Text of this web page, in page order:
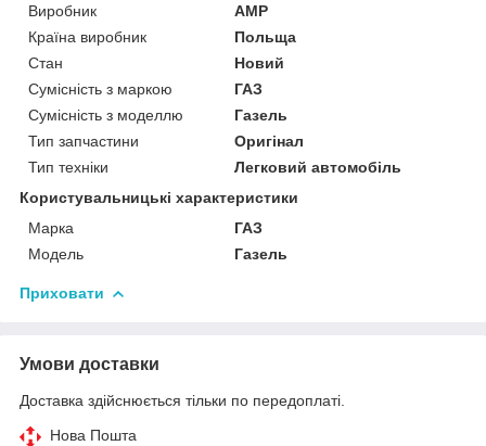
Виробник
AMP
Країна виробник
Польща
Стан
Новий
Сумісність з маркою
ГАЗ
Сумісність з моделлю
Газель
Тип запчастини
Оригінал
Тип техніки
Легковий автомобіль
Користувальницькі характеристики
Марка
ГАЗ
Мoдель
Газель
Приховати
Умови доставки
Доставка здійснюється тільки по передоплаті.
Нова Пошта